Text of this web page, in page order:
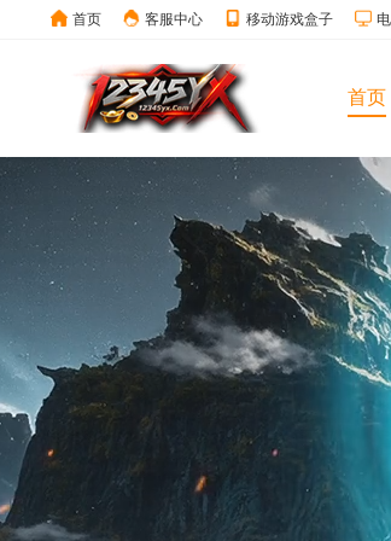
首页 客服中心 移动游戏盒子
首页